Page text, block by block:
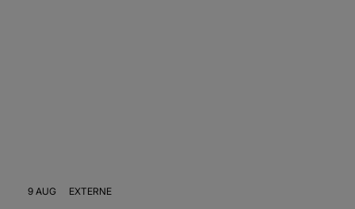
9 AUG EXTERNE